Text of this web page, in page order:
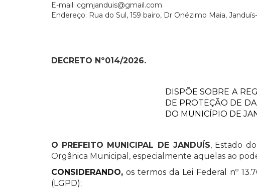
E-mail: cgmjanduis@gmail.com
Endereço: Rua do Sul, 159 bairo, Dr Onézimo Maia,
DECRETO Nº014/2026.
DISPÕE SOBRE A
DE PROTEÇÃO DE
DO MUNICÍPIO DE
O PREFEITO MUNICIPAL DE JANDUÍS,Estado do
Orgânica Municipal, especialmente aquelas ao
CONSIDERANDO, os termos da Lei Federal nº
(LGPD);